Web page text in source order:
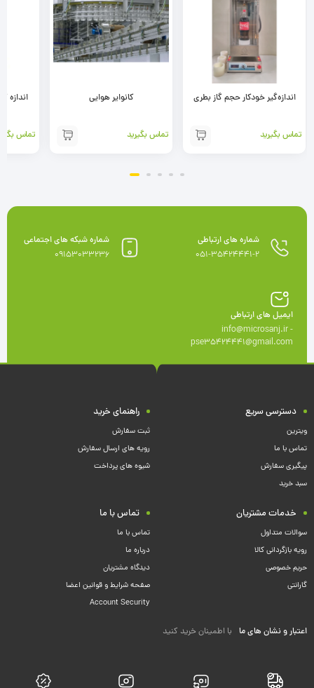
اندازه‌گیر خودکار حجم گاز بطری
تماس بگیرید
کانوایر هوایی
تماس بگیرید
اندازه
تماس
شماره های ارتباطی
051-35424441-2
شماره شبکه های اجتماعی
09153033236
ایمیل های ارتباطی
info@microsanj.ir -
pse35424441@gmail.com
دسترسی سریع
ویترین
تماس با ما
پیگیری سفارش
سبد خرید
راهنمای خرید
ثبت سفارش
رویه های ارسال سفارش
شیوه های پرداخت
خدمات مشتریان
سوالات متداول
رویه بازگردانی کالا
حریم خصوصی
گارانتی
تماس با ما
تماس با ما
درباره ما
دیدگاه مشتریان
صفحه شرایط و قوانین اعضا
Account Security
اعتبار و نشان های ما با اطمینان خرید کنید